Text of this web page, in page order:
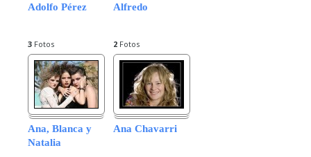
Adolfo Pérez
3 Fotos
Alfredo
2 Fotos
Ana, Blanca y
Natalia
Ana Chavarri